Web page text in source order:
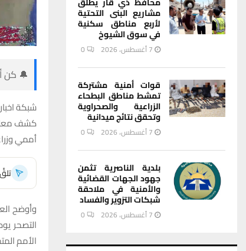
🔔 كن
شبكة
كشف
أممي
وأوضح
التصحر
الأمم المتحدة
مشاريع البنى التحتية
لأربع مناطق سكنية
في سوق الشيوخ
7 أغسطس، 2026 0
قوات أمنية مشتركة
تمشط مناطق البطحاء
الزراعية والصحراوية
وتحقق نتائج ميدانية
7 أغسطس، 2026 0
بلدية الناصرية تثمن
جهود الجهات القضائية
والأمنية في ملاحقة
شبكات التزوير والفساد
7 أغسطس، 2026 0